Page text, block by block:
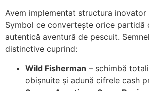
Avem implementat structura inovator
Symbol ce convertește orice partidă
autentică aventură de pescuit.
distinctive cuprind:
Wild Fisherman – schimbă
obișnuite și adună cifrele cash